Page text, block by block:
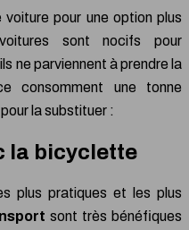
pour une option plus
sont nocifs pour
ne parviennent à prendre la
consomment une tonne
la substituer :
la bicyclette
plus pratiques et les plus
sont très bénéfiques